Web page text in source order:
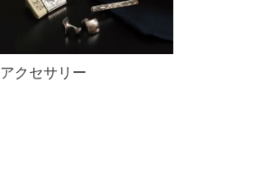
アクセサリー